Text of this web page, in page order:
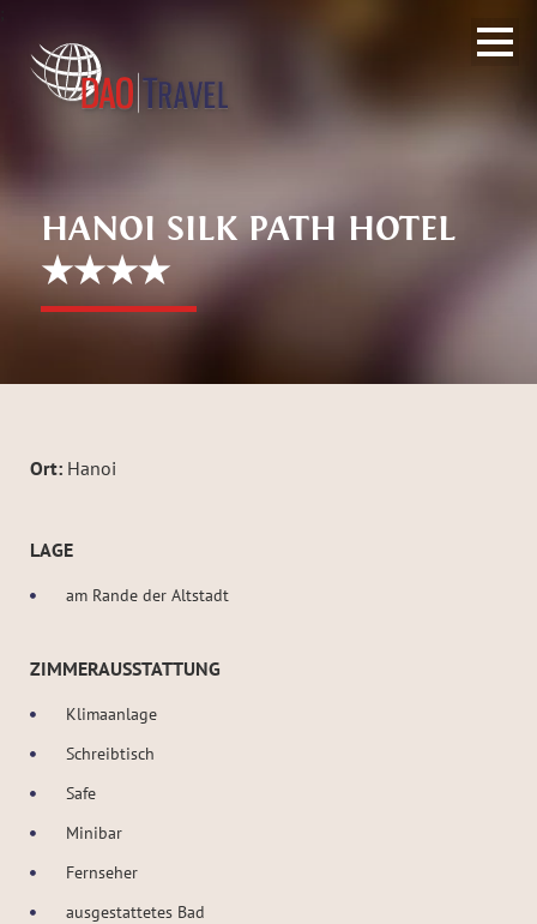
HANOI SILK PATH HOTEL
★★★★
Ort: Hanoi
LAGE
am Rande der Altstadt
ZIMMERAUSSTATTUNG
Klimaanlage
Schreibtisch
Safe
Minibar
Fernseher
ausgestattetes Bad